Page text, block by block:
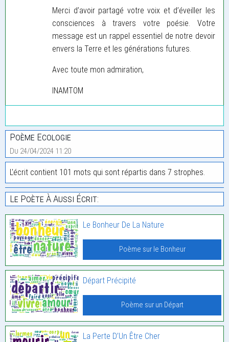
Merci d’avoir partagé votre voix et d’éveiller les
consciences à travers votre poésie. Votre
message est un rappel essentiel de notre devoir
envers la Terre et les générations futures.
Avec toute mon admiration,
INAMTOM
Poème Ecologie
Du 24/04/2024 11:20
L'écrit contient 101 mots qui sont répartis dans 7 strophes.
Le Poète À Aussi Écrit:
Le Bonheur De La Nature
Poème sur le Bonheur
Départ Précipité
Poème sur un Départ
La Perte D’Un Être Cher